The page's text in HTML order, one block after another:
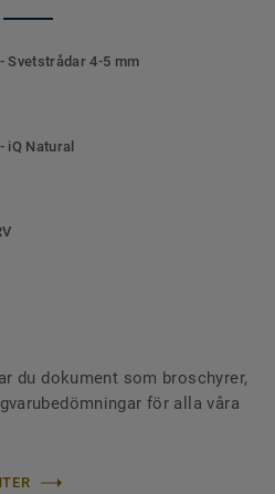
Svetstrådar 4-5 mm
iQ Natural
du dokument som broschyrer,
för alla våra